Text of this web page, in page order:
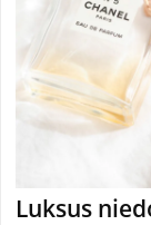
Luksus